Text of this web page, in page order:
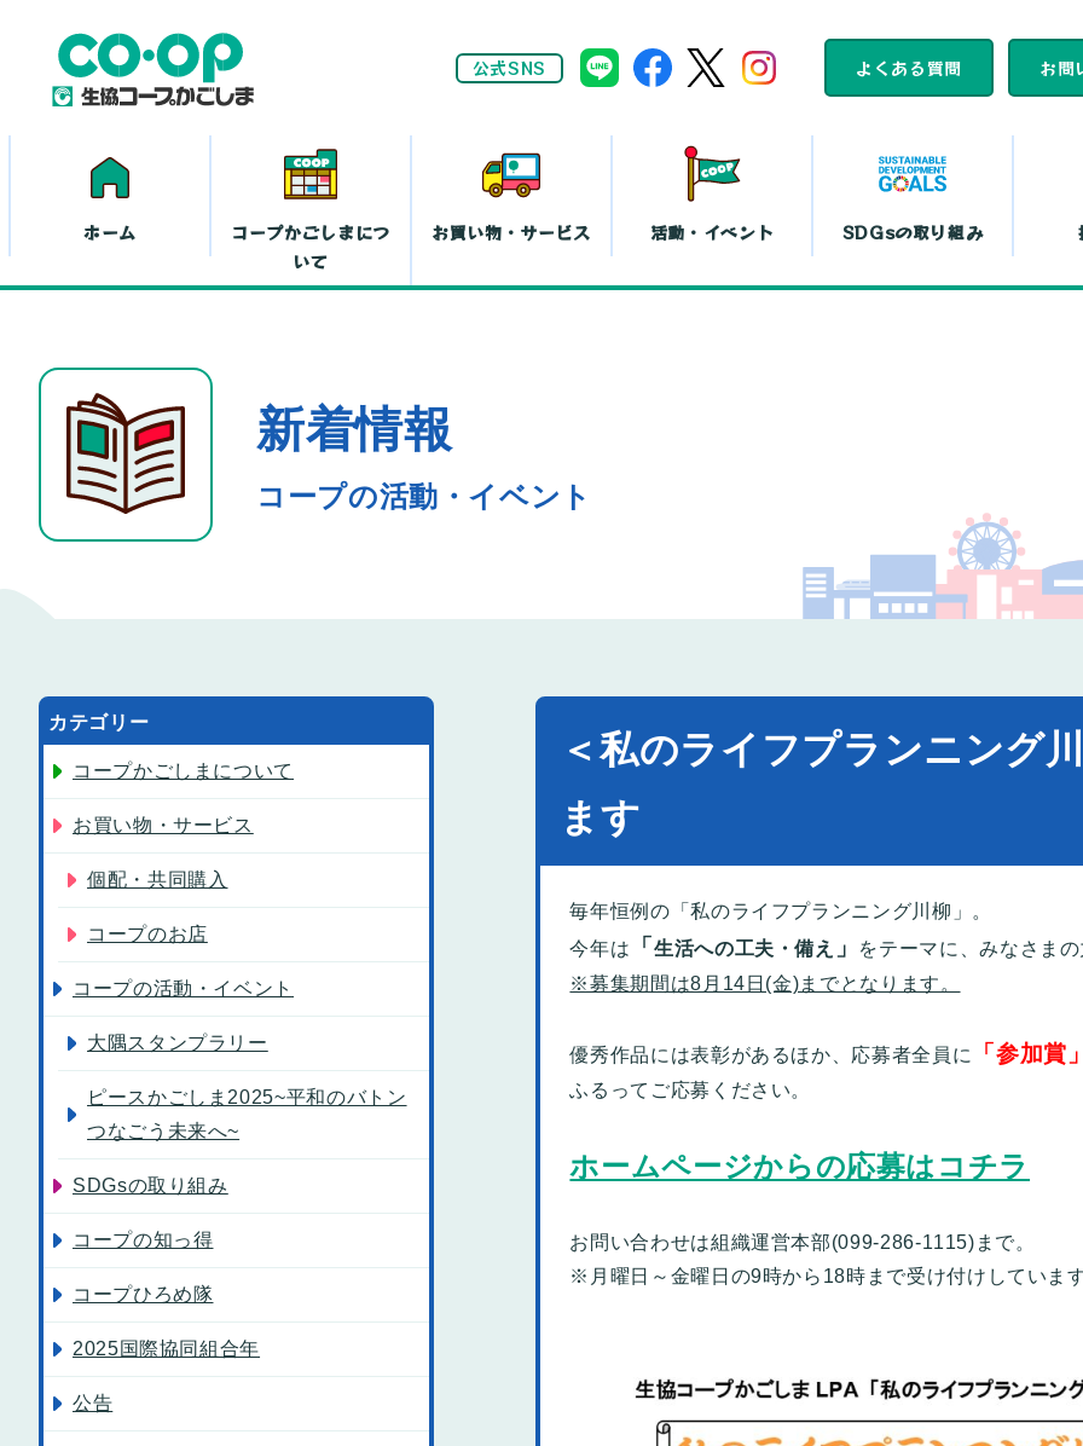
公式SNS よくある質問 お問
ホーム
コープかごしまにつ
いて
お買い物・サービス
コ
活動・イベント
家計(お金)に
まつわる活動
SDGsの取り組み
新着情報
コープの活動・イベント
＜私のライフプランニング
ます
毎年恒例の「私のライフプランニング川柳」。
今年は
「 生活への工夫・備え 」
をテーマに、みなさま
※募集期間は8月14日(金)までとなります。
優秀作品には表彰があるほか、応募者全員に 「参加賞
ふるってご応募ください。
ホームページからの応募はコチラ
お問い合わせは組織運営本部(099-286-1115)まで。
※月曜日～金曜日の9時から18時まで受け付けしていま
カテゴリー
コープかごしまについて
お買い物・サービス
個配・共同購入
コープのお店
コープの活動・イベント
大隅スタンプラリー
ピースかごしま2025~平和のバトン
つなごう未来へ~
SDGsの取り組み
コープの知っ得
コープひろめ隊
2025国際協同組合年
公告